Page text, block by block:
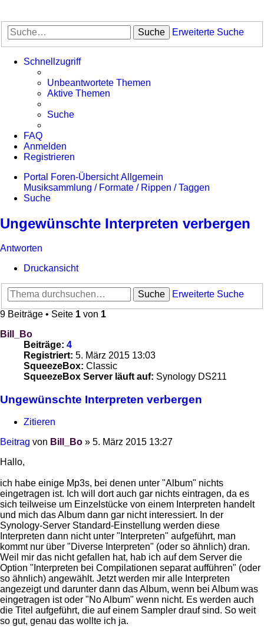
Suche Erweiterte Suche
Schnellzugriff
Unbeantwortete Themen
Aktive Themen
Suche
FAQ
Anmelden
Registrieren
Portal
Foren-Übersicht Allgemein
Musiksammlung / Formate / Rippen / Taggen
Suche
Ungewünschte Interpreten verbergen
Antworten
Druckansicht
Suche
Erweiterte Suche
9 Beiträge • Seite 1 von 1
Bill_Bo
Beiträge: 4
Registriert: 5. März 2015 13:03
SqueezeBox: Classic
SqueezeBox Server läuft auf: Synology DS211
Ungewünschte Interpreten verbergen
Zitieren
Beitrag von Bill_Bo » 5. März 2015 13:27
Hallo,
ich habe einige Mp3s, bei denen unter "Album" nichts
eingetragen ist. Ich will dort auch gar nichts eintragen, da es
sich teilweise um Einzelstücke von einem Interpreten handelt
und mich das Album dann gar nicht interessiert. In der
Synology-Server Standard-Einstellung werden diese
Interpreten dann nicht unter "Interpreten" aufgeführt, man
kommt nur über "Diverse Interpreten" (oder so ähnlich) dran.
Weil mir das nicht gefallen hat, hab ich auf dem Server die
Option "Interpreten bei Compilationen separat aufführen" (oder
so ähnlich) angewählt. Jetzt werden mir alle Interpreten
angezeigt und darunter dann das Album, wenn bei Album was
eingetragen ist oder "No Album" wenn nicht. Es werden auch
die Titel aufgeführt, die auf einem Sampler drauf sind. So weit
so gut, genau das wollte ich ja.